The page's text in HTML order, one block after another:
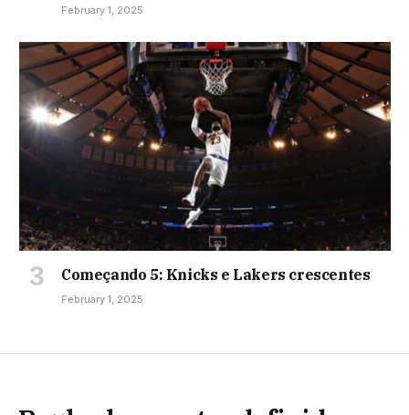
February 1, 2025
Começando 5: Knicks e Lakers crescentes
February 1, 2025